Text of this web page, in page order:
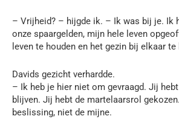
– Vrijheid? – hijgde ik. – Ik was bij je. Ik
onze spaargelden, mijn hele leven
leven te houden en het gezin bij elkaar te
Davids gezicht verhardde.
– Ik heb je hier niet om gevraagd. Jij
blijven. Jij hebt de martelaarsrol
beslissing, niet de mijne.